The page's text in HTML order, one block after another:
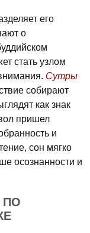
его
о
стать узлом
Сутры
собирают
как знак
пришел
и
сон мягко
осознанности и
ПО